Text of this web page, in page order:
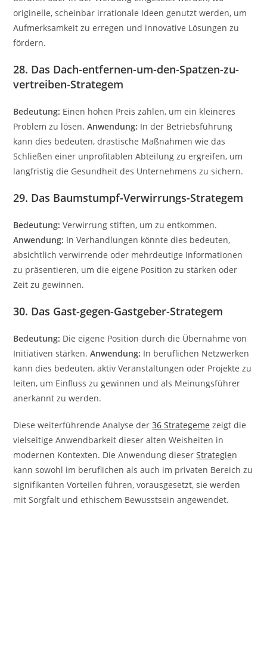
originelle, scheinbar irrationale Ideen genutzt werden, um
Aufmerksamkeit zu erregen und innovative Lösungen zu
fördern.
28. Das Dach-entfernen-um-den-Spatzen-zu-
vertreiben-Strategem
Bedeutung: Einen hohen Preis zahlen, um ein kleineres
Problem zu lösen.Anwendung: In der Betriebsführung
kann dies bedeuten, drastische Maßnahmen wie das
Schließen einer unprofitablen Abteilung zu ergreifen, um
langfristig die Gesundheit des Unternehmens zu sichern.
29. Das Baumstumpf-Verwirrungs-Strategem
Bedeutung: Verwirrung stiften, um zu entkommen.
Anwendung: In Verhandlungen könnte dies bedeuten,
absichtlich verwirrende oder mehrdeutige Informationen
zu präsentieren, um die eigene Position zu stärken oder
Zeit zu gewinnen.
30. Das Gast-gegen-Gastgeber-Strategem
Bedeutung: Die eigene Position durch die Übernahme von
Initiativen stärken.Anwendung: In beruflichen Netzwerken
kann dies bedeuten, aktiv Veranstaltungen oder Projekte zu
leiten, um Einfluss zu gewinnen und als Meinungsführer
anerkannt zu werden.
Diese weiterführende Analyse der36 Strategeme zeigt die
vielseitige Anwendbarkeit dieser alten Weisheiten in
modernen Kontexten. Die Anwendung dieserStrategien
kann sowohl im beruflichen als auch im privaten Bereich zu
signifikanten Vorteilen führen, vorausgesetzt, sie werden
mit Sorgfalt und ethischem Bewusstsein angewendet.